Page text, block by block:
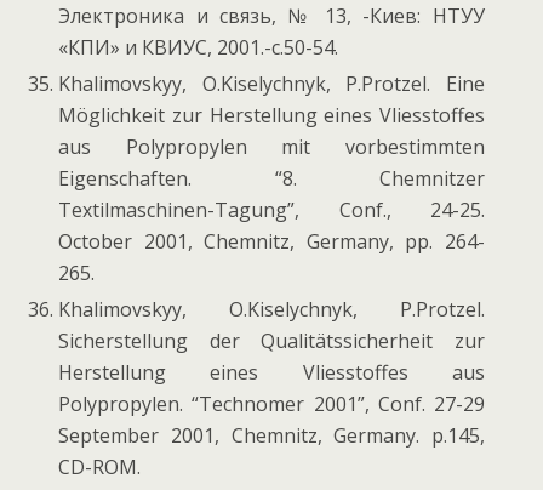
Электроника и связь, № 13, -Киев: НТУУ
«КПИ» и КВИУС, 2001.-с.50-54.
Khalimovskyy, O.Kiselychnyk, P.Protzel. Eine
Möglichkeit zur Herstellung eines Vliesstoffes
aus Polypropylen mit vorbestimmten
Eigenschaften. “8. Chemnitzer
Textilmaschinen-Tagung”, Conf., 24-25.
October 2001, Chemnitz, Germany, pp. 264-
265.
Khalimovskyy, O.Kiselychnyk, P.Protzel.
Sicherstellung der Qualitätssicherheit zur
Herstellung eines Vliesstoffes aus
Polypropylen. “Technomer 2001”, Conf. 27-29
September 2001, Chemnitz, Germany. p.145,
CD-ROM.